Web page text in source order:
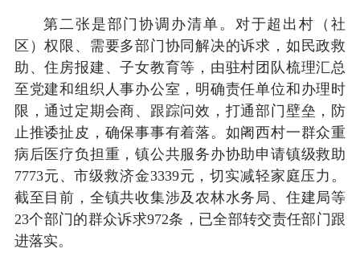
第二张是部门协调办清单。对于超出村（社
区）权限、需要多部门协同解决的诉求，如民政救
助、住房报建、子女教育等，由驻村团队梳理汇总
至党建和组织人事办公室，明确责任单位和办理时
限，通过定期会商、跟踪问效，打通部门壁垒，防
止推诿扯皮，确保事事有着落。如阇西村一群众重
病后医疗负担重，镇公共服务办协助申请镇级救助
7773元、市级救济金3339元，切实减轻家庭压力。
截至目前，全镇共收集涉及农林水务局、住建局等
23个部门的群众诉求972条，已全部转交责任部门跟
进落实。